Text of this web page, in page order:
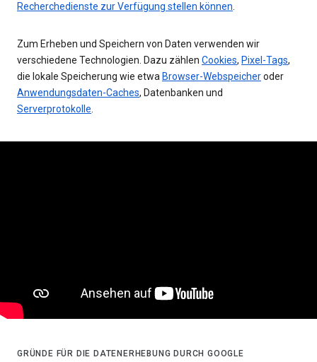
Recherchedienste zur Verfügung stellen können
Zum Erheben und Speichern von Daten verwenden wir
verschiedene Technologien. Dazu zählen Cookies, Pixel-Tags,
die lokale Speicherung wie etwa Browser-Webspeicheroder
Anwendungsdaten-Caches, Datenbanken und
Serverprotokolle
GRÜNDE FÜR DIE DATENERHEBUNG DURCH GOOGLE